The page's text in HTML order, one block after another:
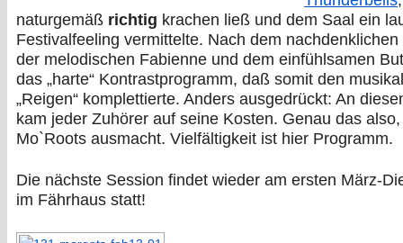
naturgemäß richtig krachen ließ und dem Saal ein
Festivalfeeling vermittelte. Nach dem
der melodischen Fabienne und dem einfühlsamen
das „harte“ Kontrastprogramm, daß somit den
„Reigen“ komplettierte. Anders ausgedrückt: An
kam jeder Zuhörer auf seine Kosten. Genau das
Mo`Roots ausmacht. Vielfältigkeit ist hier Programm.
Die nächste Session findet wieder am ersten März-
im Fährhaus statt!